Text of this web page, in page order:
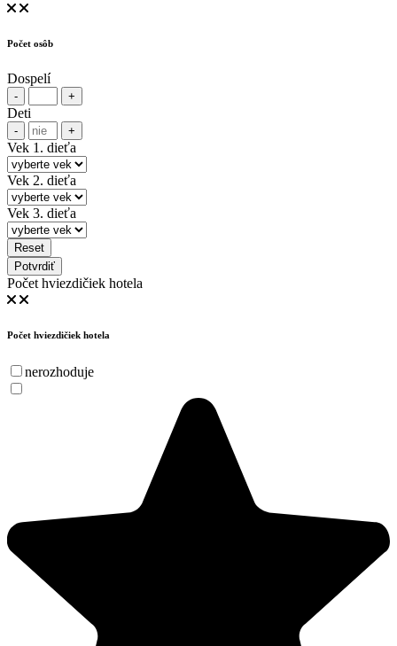
Počet osôb
Dospelí
- +
Deti
- +
Vek 1. dieťa
Vek 2. dieťa
Vek 3. dieťa
Reset
Potvrdiť
Počet hviezdičiek hotela
Počet hviezdičiek hotela
nerozhoduje